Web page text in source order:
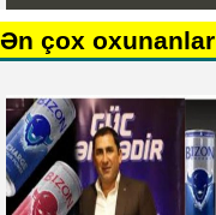
5-04-2023, 11:11
Psixiatriya
yeni baş
təyin edildi
Ən çox oxunanlar